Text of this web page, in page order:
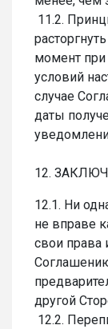
11.2.
момент
условий
случае
даты
12.
12.1. Ни
не вправе
свои права
другой
12.2.